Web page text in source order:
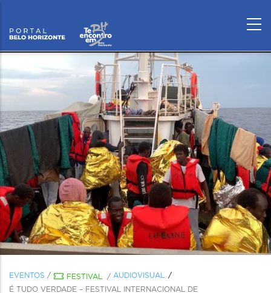
EVENTOS / FESTIVAL / AUDIOVISUAL
É TUDO VERDADE – FESTIVAL INTERNACIONAL DE